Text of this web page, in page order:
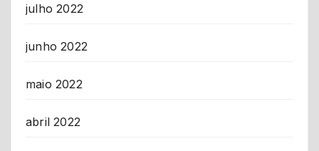
julho 2022
junho 2022
maio 2022
abril 2022